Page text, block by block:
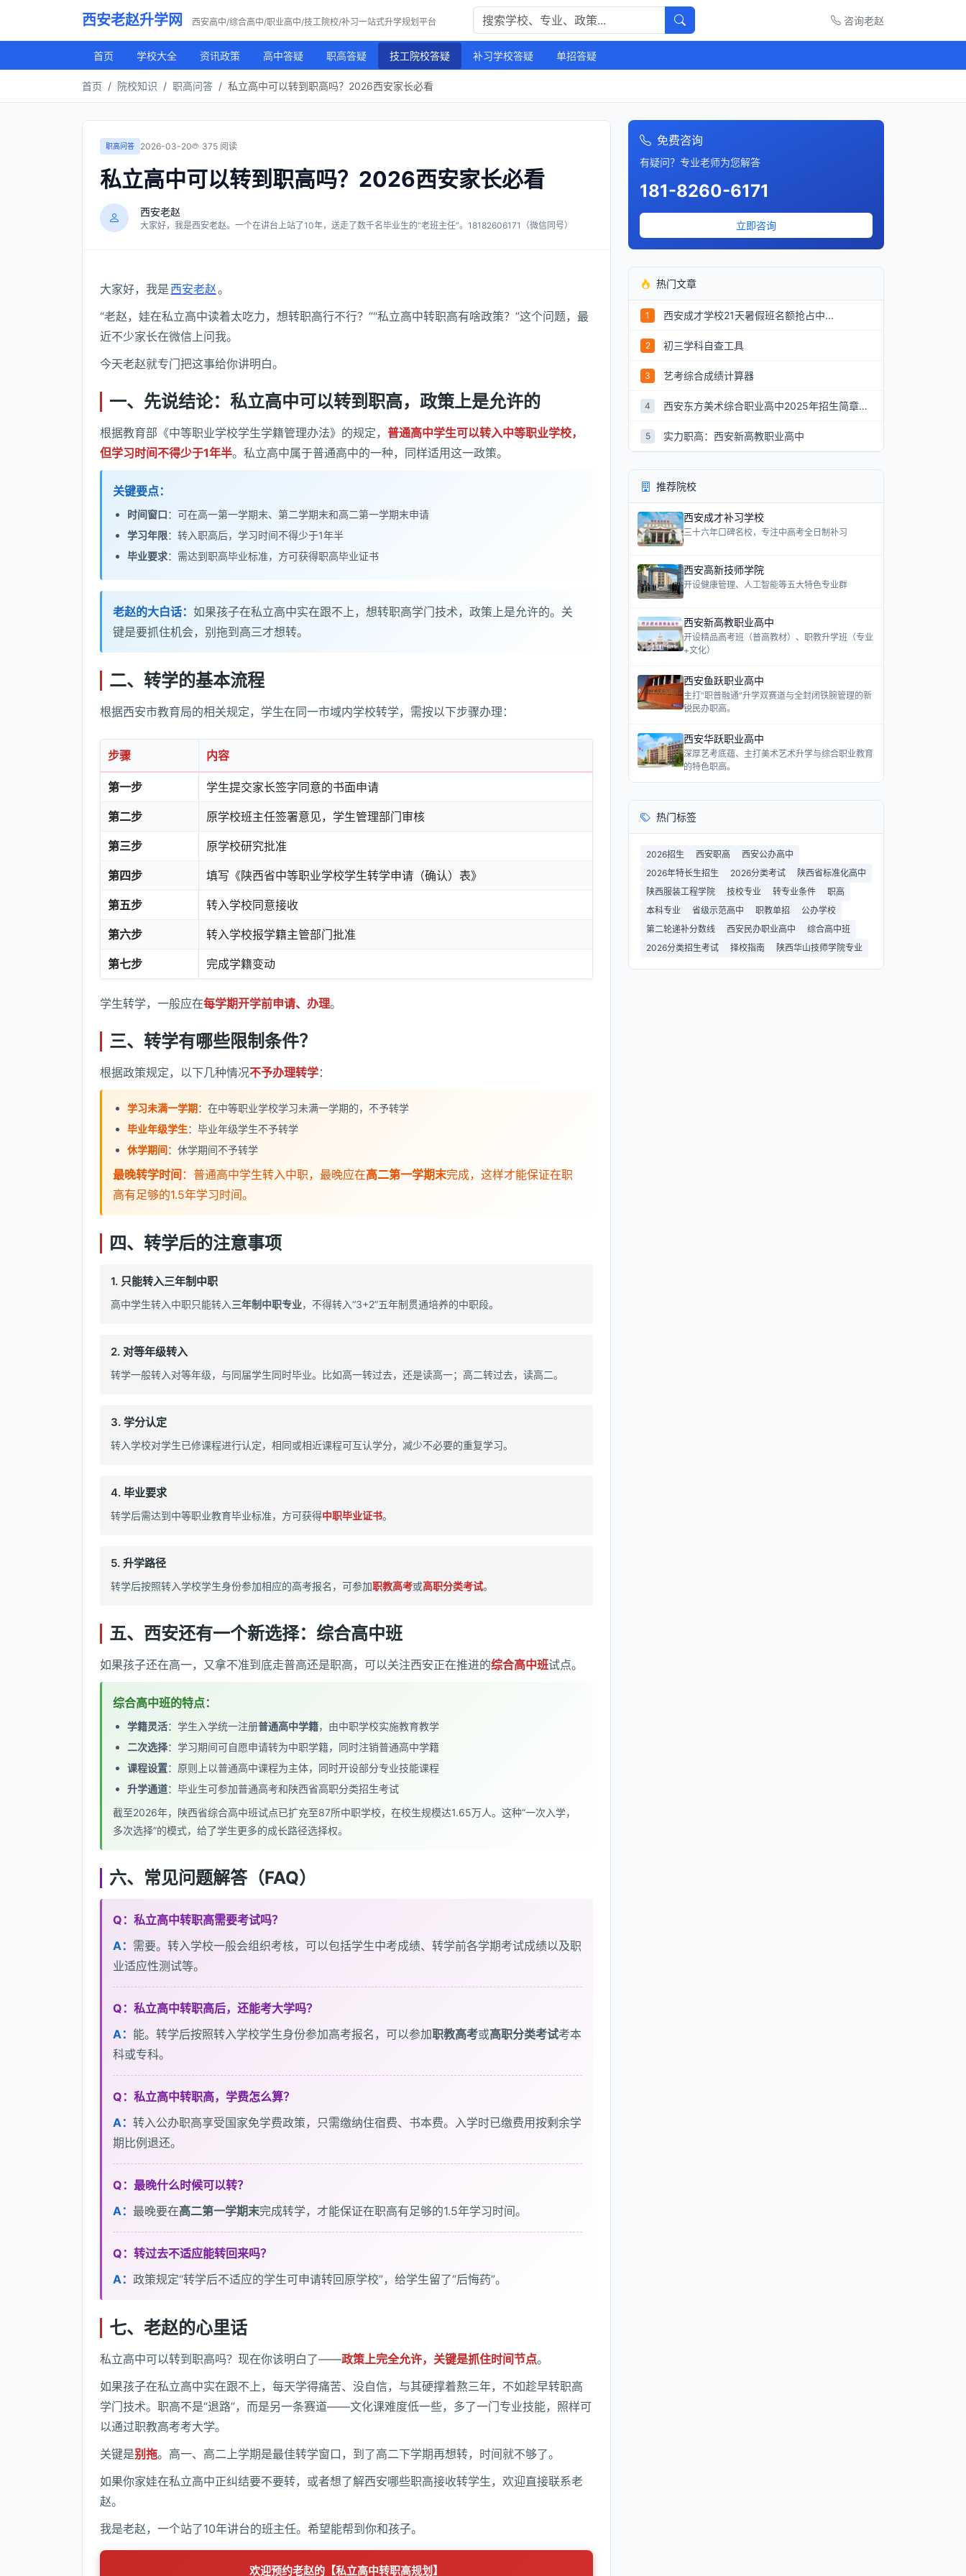
西安老赵升学网 西安高中/综合高中/职业高中/技工院校/补习一站式升学规划平台 咨询老赵
首页 学校大全 资讯政策 高中答疑 职高答疑 技工院校答疑 补习学校答疑 单招答疑
首页 院校知识 职高问答 私立高中可以转到职高吗？2026西安家长必看
职高问答 2026-03-20 375 阅读
私立高中可以转到职高吗？2026西安家长必看
西安老赵
大家好，我是西安老赵。一个在讲台上站了10年，送走了数千名毕业生的“老班主任”。18182606171（微信同号）
大家好，我是 西安老赵。
“老赵，娃在私立高中读着太吃力，想转职高行不行？”“私立高中转职高有啥政策？”这个问题，最
近不少家长在微信上问我。
今天老赵就专门把这事给你讲明白。
一、先说结论：私立高中可以转到职高，政策上是允许的
根据教育部《中等职业学校学生学籍管理办法》的规定， 普通高中学生可以转入中等职业学校，
但学习时间不得少于1年半。私立高中属于普通高中的一种，同样适用这一政策。
关键要点：
时间窗口：可在高一第一学期末、第二学期末和高二第一学期末申请
学习年限：转入职高后，学习时间不得少于1年半
毕业要求：需达到职高毕业标准，方可获得职高毕业证书
老赵的大白话： 如果孩子在私立高中实在跟不上，想转职高学门技术，政策上是允许的。关
键是要抓住机会，别拖到高三才想转。
二、转学的基本流程
根据西安市教育局的相关规定，学生在同一市域内学校转学，需按以下步骤办理：
步骤 内容
第一步 学生提交家长签字同意的书面申请
第二步 原学校班主任签署意见，学生管理部门审核
第三步 原学校研究批准
第四步 填写《陕西省中等职业学校学生转学申请（确认）表》
第五步 转入学校同意接收
第六步 转入学校报学籍主管部门批准
第七步 完成学籍变动
学生转学，一般应在每学期开学前申请、办理。
三、转学有哪些限制条件？
根据政策规定，以下几种情况不予办理转学：
学习未满一学期：在中等职业学校学习未满一学期的，不予转学
毕业年级学生：毕业年级学生不予转学
休学期间：休学期间不予转学
最晚转学时间 ：普通高中学生转入中职，最晚应在高二第一学期末完成，这样才能保证在职
高有足够的1.5年学习时间。
四、转学后的注意事项
1. 只能转入三年制中职
高中学生转入中职只能转入三年制中职专业，不得转入“3+2”五年制贯通培养的中职段。
2. 对等年级转入
转学一般转入对等年级，与同届学生同时毕业。比如高一转过去，还是读高一；高二转过去，读高二。
3. 学分认定
转入学校对学生已修课程进行认定，相同或相近课程可互认学分，减少不必要的重复学习。
4. 毕业要求
转学后需达到中等职业教育毕业标准，方可获得中职毕业证书。
5. 升学路径
转学后按照转入学校学生身份参加相应的高考报名，可参加职教高考或高职分类考试。
五、西安还有一个新选择：综合高中班
如果孩子还在高一，又拿不准到底走普高还是职高，可以关注西安正在推进的综合高中班试点。
综合高中班的特点：
学籍灵活：学生入学统一注册普通高中学籍，由中职学校实施教育教学
二次选择：学习期间可自愿申请转为中职学籍，同时注销普通高中学籍
课程设置：原则上以普通高中课程为主体，同时开设部分专业技能课程
升学通道：毕业生可参加普通高考和陕西省高职分类招生考试
截至2026年，陕西省综合高中班试点已扩充至87所中职学校，在校生规模达1.65万人。这种“一次入学，
多次选择”的模式，给了学生更多的成长路径选择权。
六、常见问题解答（FAQ）
Q：私立高中转职高需要考试吗？
A： 需要。转入学校一般会组织考核，可以包括学生中考成绩、转学前各学期考试成绩以及职
业适应性测试等。
Q：私立高中转职高后，还能考大学吗？
A： 能。转学后按照转入学校学生身份参加高考报名，可以参加职教高考或高职分类考试考本
科或专科。
Q：私立高中转职高，学费怎么算？
A： 转入公办职高享受国家免学费政策，只需缴纳住宿费、书本费。入学时已缴费用按剩余学
期比例退还。
Q：最晚什么时候可以转？
A： 最晚要在高二第一学期末完成转学，才能保证在职高有足够的1.5年学习时间。
Q：转过去不适应能转回来吗？
A： 政策规定“转学后不适应的学生可申请转回原学校”，给学生留了“后悔药”。
七、老赵的心里话
私立高中可以转到职高吗？现在你该明白了——政策上完全允许，关键是抓住时间节点。
如果孩子在私立高中实在跟不上，每天学得痛苦、没自信，与其硬撑着熬三年，不如趁早转职高
学门技术。职高不是“退路”，而是另一条赛道——文化课难度低一些，多了一门专业技能，照样可
以通过职教高考考大学。
关键是别拖。高一、高二上学期是最佳转学窗口，到了高二下学期再想转，时间就不够了。
如果你家娃在私立高中正纠结要不要转，或者想了解西安哪些职高接收转学生，欢迎直接联系老
赵。
我是老赵，一个站了10年讲台的班主任。希望能帮到你和孩子。
欢迎预约老赵的【私立高中转职高规划】
免费咨询
有疑问？专业老师为您解答
181-8260-6171
立即咨询
热门文章
1 西安成才学校21天暑假班名额抢占中...
2 初三学科自查工具
3 艺考综合成绩计算器
4 西安东方美术综合职业高中2025年招生简章：艺术升学新航道
5 实力职高：西安新高教职业高中
推荐院校
西安成才补习学校
三十六年口碑名校，专注中高考全日制补习
西安高新技师学院
开设健康管理、人工智能等五大特色专业群
西安新高教职业高中
开设精品高考班（普高教材）、职教升学班（专业
+文化）
西安鱼跃职业高中
主打“职普融通”升学双赛道与全封闭铁腕管理的新
锐民办职高。
西安华跃职业高中
深厚艺考底蕴、主打美术艺术升学与综合职业教育
的特色职高。
热门标签
2026招生 西安职高
西安公办高中
2026年特长生招生
2026分类考试
陕西省标准化高中
陕西服装工程学院
技校专业 转专业条件
职高
本科专业
省级示范高中 职教单招
公办学校
第二轮递补分数线
西安民办职业高中
综合高中班
2026分类招生考试
择校指南 陕西华山技师学院专业